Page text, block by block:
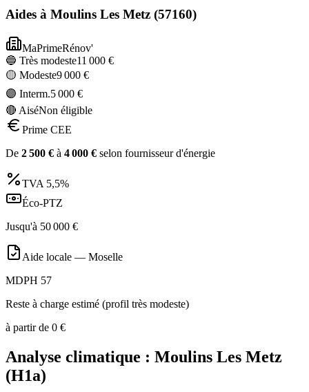
Aides à Moulins Les Metz (57160)
MaPrimeRénov'
🔵 Très modeste11 000 €
🟡 Modeste9 000 €
🟣 Interm.5 000 €
🔴 AiséNon éligible
Prime CEE
De 2 500 € à 4 000 € selon fournisseur d'énergie
TVA 5,5%
Éco-PTZ
Jusqu'à 50 000 €
Aide locale — Moselle
MDPH 57
Reste à charge estimé (profil très modeste)
à partir de 0 €
Analyse climatique : Moulins Les Metz
(H1a)